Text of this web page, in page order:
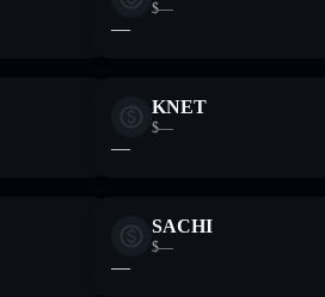
$—
—
KNET
$—
—
SACHI
$—
—